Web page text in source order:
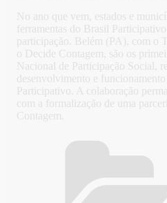
No ano que vem, estados e
ferramentas do Brasil
participação. Belém (PA), com o
o Decide Contagem, são os
Nacional de Participação Social,
desenvolvimento e funcionamento
Participativo. A colaboração
com a formalização de uma
Contagem.